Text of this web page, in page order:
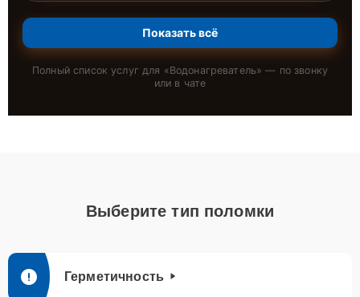
Показать всё
Полный список услуг для «Водонагреватель» — по звонку
или в чате
Выберите тип поломки
Герметичность